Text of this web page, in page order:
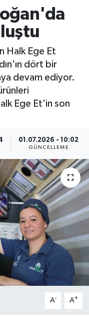
Halk Ege Et
dört bir
devam ediyor.
Ege Et'in son
01.07.2026 - 10:02
GÜNCELLEME
A- A+